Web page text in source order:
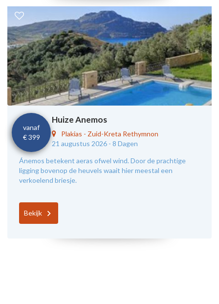
vanaf
€ 399
Huize Anemos
Plakias - Zuid-Kreta Rethymnon
21 augustus 2026 - 8 Dagen
Ánemos betekent aeras ofwel wind. Door de prachtige
ligging bovenop de heuvels waait hier meestal een
verkoelend briesje.
Bekijk